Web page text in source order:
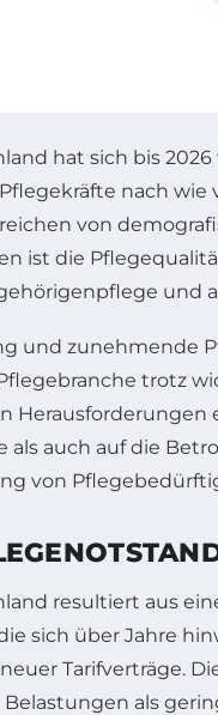
hat sich bis
nach
von
ist die
und
und zunehmende
Pflegebranche
als auch auf die
von
resultiert aus
sich über Jahre
Tarifverträge.
als